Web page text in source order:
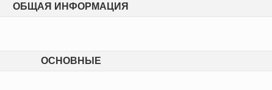
ОБЩАЯ ИНФОРМАЦИЯ
ОСНОВНЫЕ